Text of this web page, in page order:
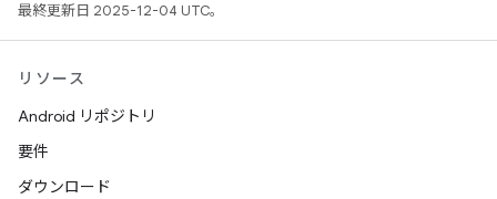
最終更新日 2025-12-04 UTC。
リソース
Android リポジトリ
要件
ダウンロード